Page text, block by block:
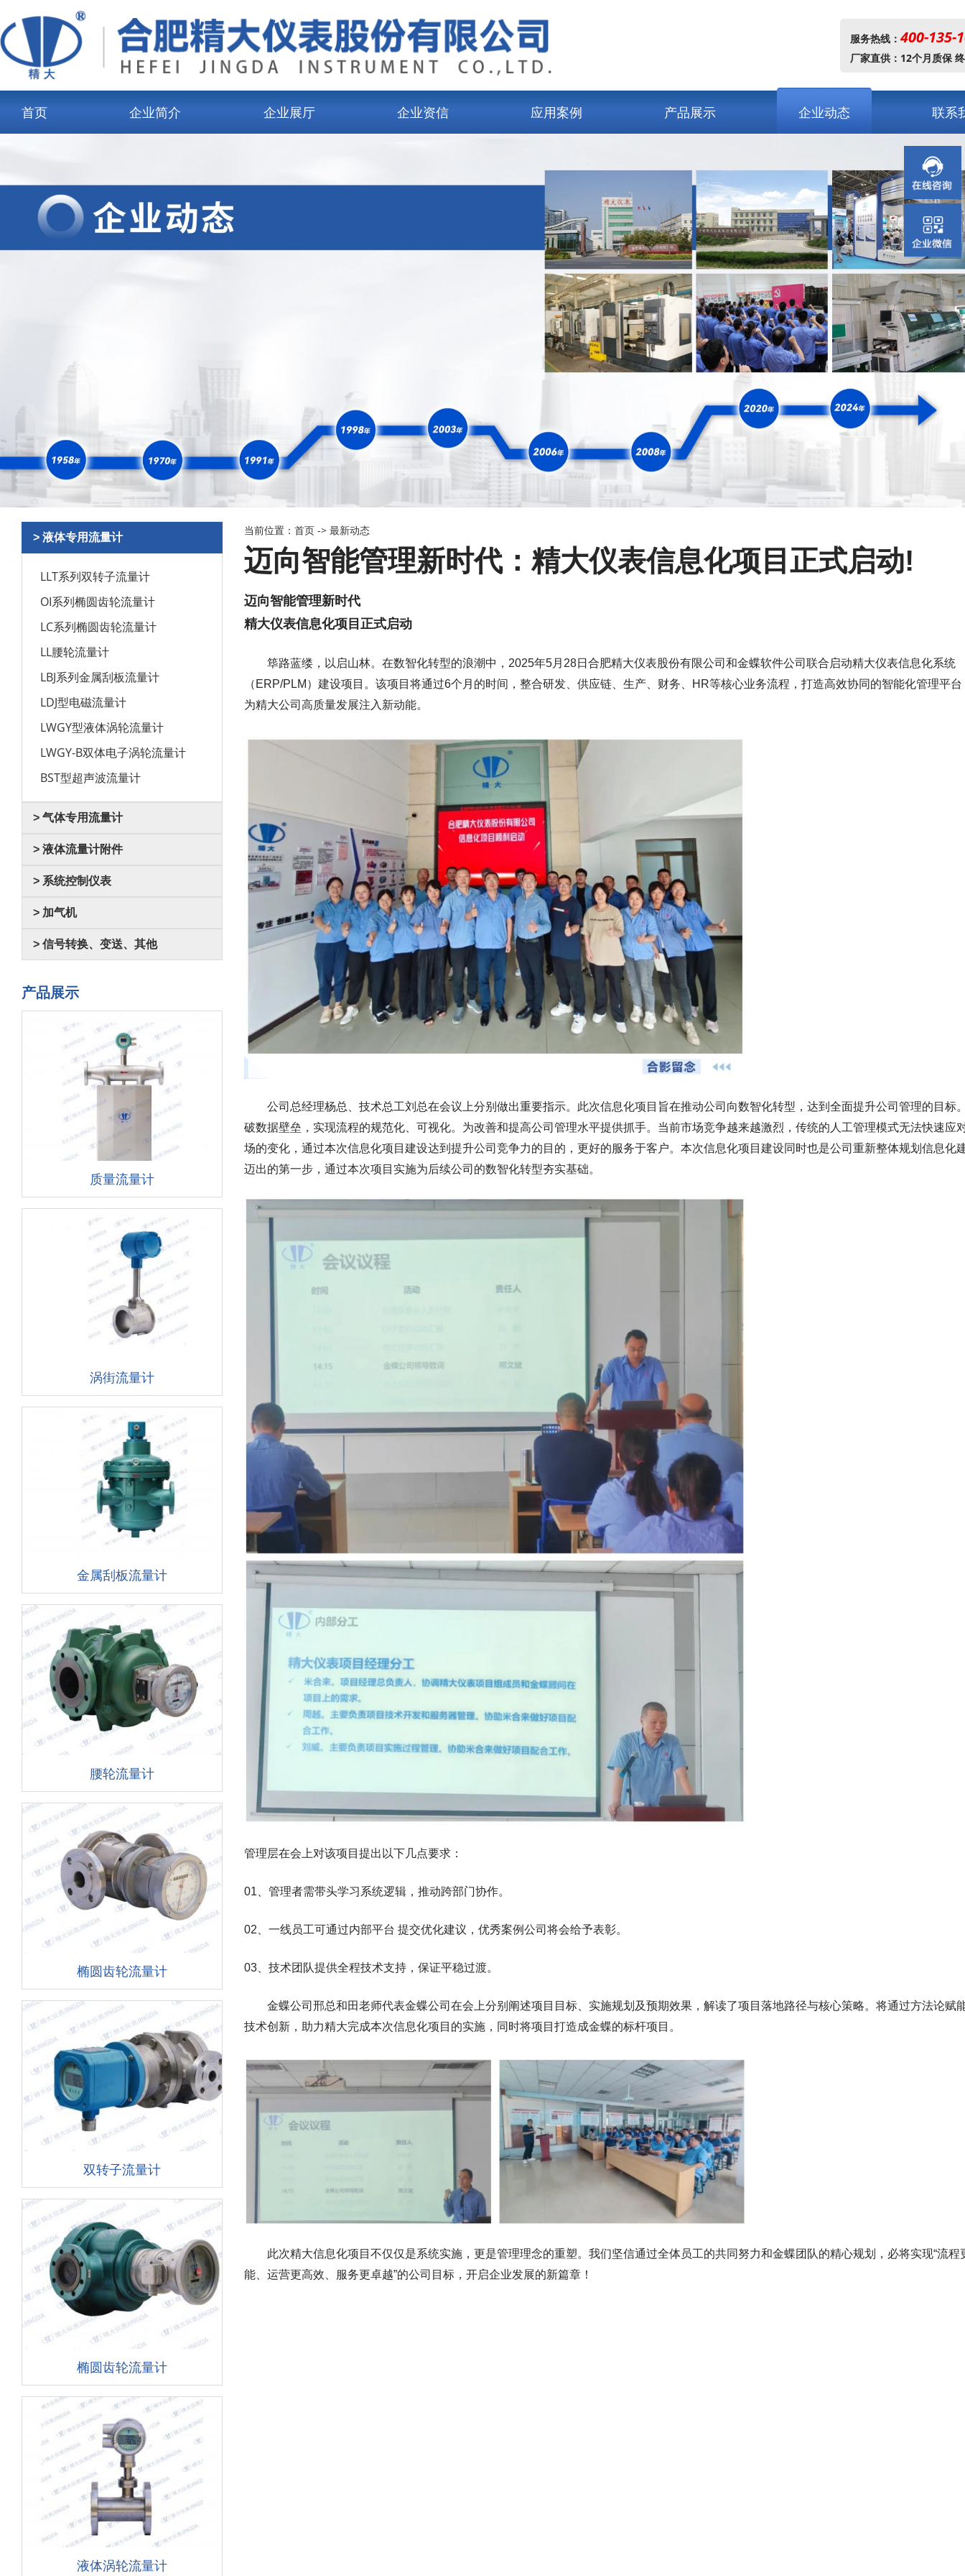
服务热线： 400-135-
厂家直供：12个月质保
首页 企业简介 企业展厅 企业资信 应用案例 产品展示 企业动态 联系
> 液体专用流量计
LLT系列双转子流量计
OI系列椭圆齿轮流量计
LC系列椭圆齿轮流量计
LL腰轮流量计
LBJ系列金属刮板流量计
LDJ型电磁流量计
LWGY型液体涡轮流量计
LWGY-B双体电子涡轮流量计
BST型超声波流量计
> 气体专用流量计
> 液体流量计附件
> 系统控制仪表
> 加气机
> 信号转换、变送、其他
产品展示
质量流量计
涡街流量计
金属刮板流量计
腰轮流量计
椭圆齿轮流量计
双转子流量计
椭圆齿轮流量计
液体涡轮流量计
当前位置： 首页 -> 最新动态
迈向智能管理新时代：精大仪表信息化项目正式启动!
迈向智能管理新时代
精大仪表信息化项目正式启动
筚路蓝缕，以启山林。在数智化转型的浪潮中，2025年5月28日合肥精大仪表股份有限公司和金蝶软件公司联合启动精大仪表信息化系统
（ERP/PLM）建设项目。该项目将通过6个月的时间，整合研发、供应链、生产、财务、HR等核心业务流程，打造高效协同的智能化管理平台
为精大公司高质量发展注入新动能。
公司总经理杨总、技术总工刘总在会议上分别做出重要指示。此次信息化项目旨在推动公司向数智化转型，达到全面提升公司管理的目标
破数据壁垒，实现流程的规范化、可视化。为改善和提高公司管理水平提供抓手。当前市场竞争越来越激烈，传统的人工管理模式无法快速应
场的变化，通过本次信息化项目建设达到提升公司竞争力的目的，更好的服务于客户。本次信息化项目建设同时也是公司重新整体规划信息化
迈出的第一步，通过本次项目实施为后续公司的数智化转型夯实基础。
管理层在会上对该项目提出以下几点要求：
01、管理者需带头学习系统逻辑，推动跨部门协作。
02、一线员工可通过内部平台 提交优化建议，优秀案例公司将会给予表彰。
03、技术团队提供全程技术支持，保证平稳过渡。
金蝶公司邢总和田老师代表金蝶公司在会上分别阐述项目目标、实施规划及预期效果，解读了项目落地路径与核心策略。将通过方法论赋
技术创新，助力精大完成本次信息化项目的实施，同时将项目打造成金蝶的标杆项目。
此次精大信息化项目不仅仅是系统实施，更是管理理念的重塑。我们坚信通过全体员工的共同努力和金蝶团队的精心规划，必将实现“流程
能、运营更高效、服务更卓越”的公司目标，开启企业发展的新篇章！